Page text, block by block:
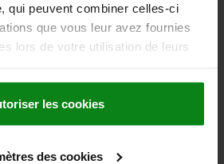
qui peuvent combiner celles-ci
que vous leur avez fournies
lors de votre utilisation de leurs
les cookies
des cookies
DROITE 83,5X48,
À GAUC=15